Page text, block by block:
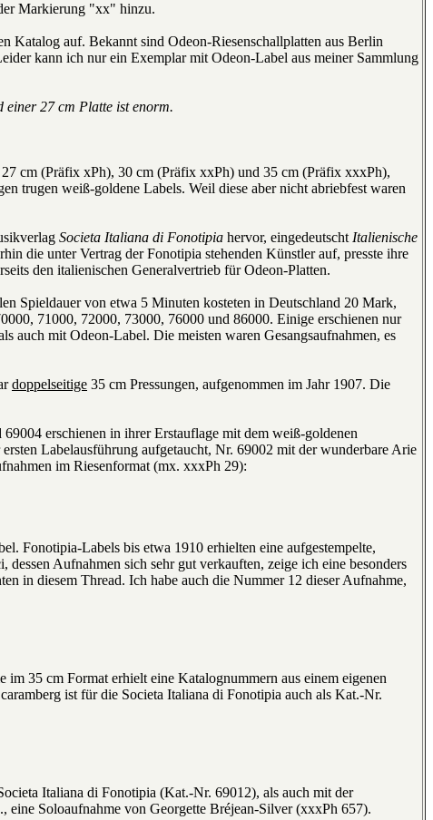
Markierung "xx" hinzu.
Katalog auf. Bekannt sind Odeon-Riesenschallplatten aus Berlin
kann ich nur ein Exemplar mit Odeon-Label aus meiner Sammlung
einer 27 cm Platte ist enorm.
cm (Präfix xPh), 30 cm (Präfix xxPh) und 35 cm (Präfix xxxPh),
trugen weiß-goldene Labels. Weil diese aber nicht abriebfest waren
Societa Italiana di Fonotipia hervor, eingedeutscht Italienische
die unter Vertrag der Fonotipia stehenden Künstler auf, presste ihre
den italienischen Generalvertrieb für Odeon-Platten.
Spieldauer von etwa 5 Minuten kosteten in Deutschland 20 Mark,
71000, 72000, 73000, 76000 und 86000. Einige erschienen nur
mit Odeon-Label. Die meisten waren Gesangsaufnahmen, es
doppelseitige 35 cm Pressungen, aufgenommen im Jahr 1907. Die
erschienen in ihrer Erstauflage mit dem weiß-goldenen
Labelausführung aufgetaucht, Nr. 69002 mit der wunderbare Arie
im Riesenformat (mx. xxxPh 29):
Fonotipia-Labels bis etwa 1910 erhielten eine aufgestempelte,
Aufnahmen sich sehr gut verkauften, zeige ich eine besonders
in diesem Thread. Ich habe auch die Nummer 12 dieser Aufnahme,
35 cm Format erhielt eine Katalognummern aus einem eigenen
ist für die Societa Italiana di Fonotipia auch als Kat.-Nr.
Italiana di Fonotipia (Kat.-Nr. 69012), als auch mit der
Soloaufnahme von Georgette Bréjean-Silver (xxxPh 657).